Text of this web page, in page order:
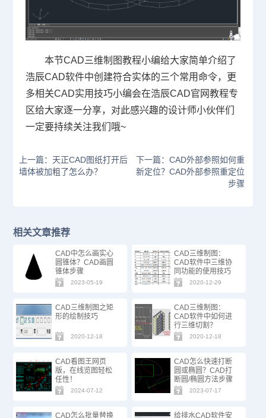
本节CAD三维制图教程小编给大家简单介绍了
浩辰CAD软件中创建符合实体的三个常用命令，更
多相关CAD实用技巧小编会在浩辰CAD官网教程专
区给大家逐一分享，对此感兴趣的设计师小伙伴们
一定要持续关注我们哦~
上一篇：天正CAD图纸打开后
墙体被加粗了怎么办？
下一篇：CAD外部参照如何重
新定位？CAD外部参照重定位
步骤
相关文章推荐
CAD中怎么画实心
圆锥体？CAD画圆
锥体步骤
2023-05-19
CAD三维制图：
CAD软件中三维协
同功能的使用技巧
2020-12-29
CAD三维制图之矩
形的绘制技巧
2020-12-18
CAD三维制图：
CAD软件中如何进
行三维切割？
2020-12-18
CAD看图王网页
版，在线览图轻松
任性！
2024-07-12
CAD怎么快速打断
圆或椭圆？CAD打
断圆/椭圆方法步骤
2023-07-17
CAD怎么批量替换 给排水CAD软件安